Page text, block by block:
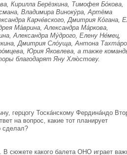
Кирилла Берёзкина, Тимофея Бо́кова,
Владимира Виноку́ра, Артёма
Карче́вского, Дмитрия Ко́гана,
Ма́врина, Александра Ма́ркова,
Александра Му́дрого, Елену Не́мец,
Дмитрия Сло́уща, Антона
Юрия Я́ковлева, а также
благодарят Яну Хлю́стову.
герцогу Тоска́нскому Фердина́ндо
на вопрос, какие тот планирует
сделал?
сюжете какого балета ОНО играет